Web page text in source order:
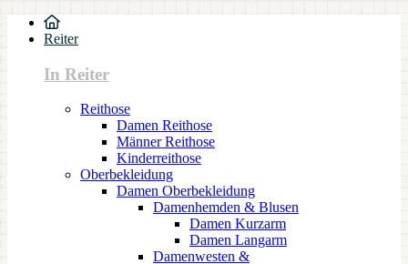
Reiter
In Reiter
Reithose
Damen Reithose
Männer Reithose
Kinderreithose
Oberbekleidung
Damen Oberbekleidung
Damenhemden & Blusen
Damen Kurzarm
Damen Langarm
Damenwesten &